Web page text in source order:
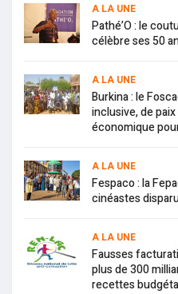
A LA UNE
Pathé’O : le
célèbre ses 50
A LA UNE
Burkina : le
inclusive, de
économique
A LA UNE
Fespaco : la
cinéastes
A LA UNE
Fausses
plus de 300
recettes